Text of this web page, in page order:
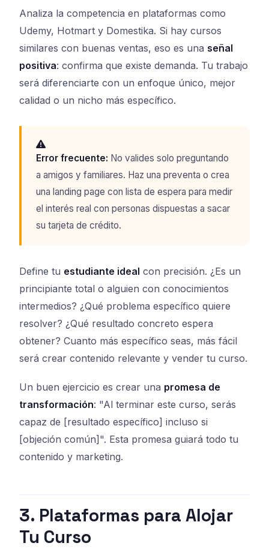
Analiza la competencia en plataformas como
Udemy, Hotmart y Domestika. Si hay cursos
similares con buenas ventas, eso es una señal
positiva: confirma que existe demanda. Tu trabajo
será diferenciarte con un enfoque único, mejor
calidad o un nicho más específico.
Error frecuente: No valides solo preguntando
a amigos y familiares. Haz una preventa o crea
una landing page con lista de espera para medir
el interés real con personas dispuestas a sacar
su tarjeta de crédito.
Define tu estudiante ideal con precisión. ¿Es un
principiante total o alguien con conocimientos
intermedios? ¿Qué problema específico quiere
resolver? ¿Qué resultado concreto espera
obtener? Cuanto más específico seas, más fácil
será crear contenido relevante y vender tu curso.
Un buen ejercicio es crear una promesa de
transformación: "Al terminar este curso, serás
capaz de [resultado específico] incluso si
[objeción común]". Esta promesa guiará todo tu
contenido y marketing.
3. Plataformas para Alojar
Tu Curso